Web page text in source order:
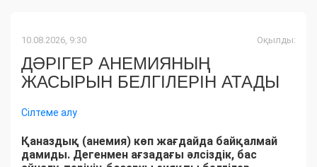
10.08.2026, 9:30 Оқылды:
ДӘРІГЕР АНЕМИЯНЫҢ
ЖАСЫРЫН БЕЛГІЛЕРІН АТАДЫ
Сілтеме алу
Қаназдық (анемия) көп жағдайда байқалмай
дамиды. Дегенмен ағзадағы әлсіздік, бас